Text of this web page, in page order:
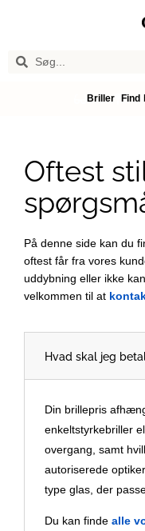
Briller Find
Oftest
På denne side kan du
oftest får fra vores
uddybning eller ikke
velkommen til at
Hvad skal jeg
Din brillepris
enkeltstyrkebriller
overgang, samt
autoriserede
type glas, der
Du kan finde alle